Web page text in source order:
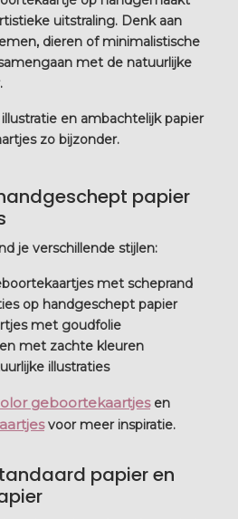
uitstraling. Denk aan
dieren of minimalistische
met de natuurlijke
en ambachtelijk papier
zo bijzonder.
papier
je verschillende stijlen:
met scheprand
op handgeschept papier
met goudfolie
met zachte kleuren
illustraties
geboortekaartjesen
voor meer inspiratie.
papier en